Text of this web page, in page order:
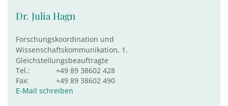
Dr. Julia Hagn
Forschungskoordination und
Wissenschaftskommunikation, 1.
Gleichstellungsbeauftragte
Tel.:
+49 89 38602 428
Fax:
+49 89 38602 490
E-Mail schreiben